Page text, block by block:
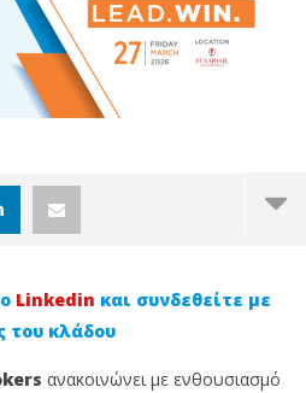
Linkedin και συνδεθείτε με
του κλάδου
ανακοινώνει με ενθουσιασμό